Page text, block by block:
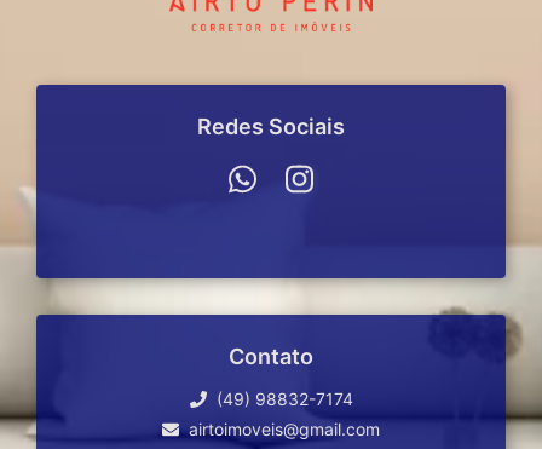
Redes Sociais
Contato
(49) 98832-7174
airtoimoveis@gmail.com